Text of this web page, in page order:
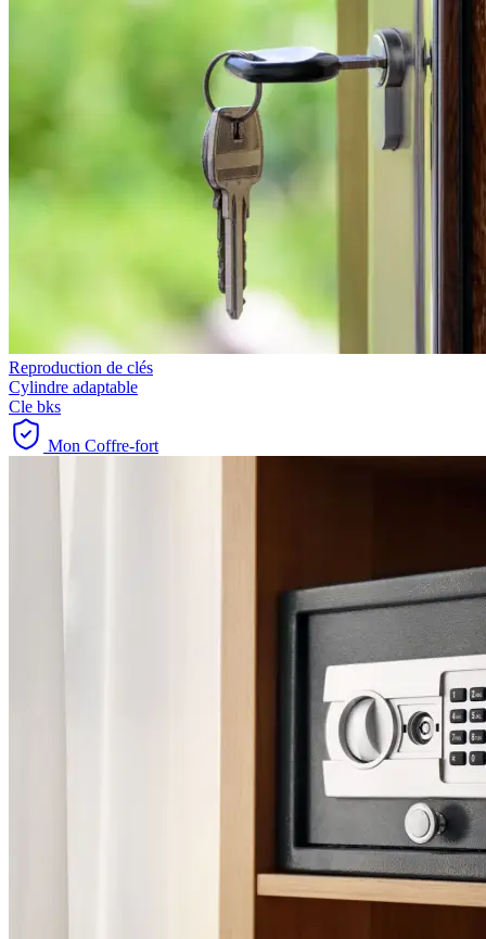
Reproduction de clés
Cylindre adaptable
Cle bks
Mon Coffre-fort